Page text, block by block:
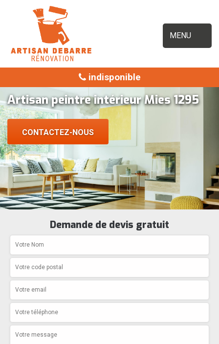
MENU
indisponible
Artisan peintre intérieur Mies 1295
CONTACTEZ-NOUS
Demande de devis gratuit